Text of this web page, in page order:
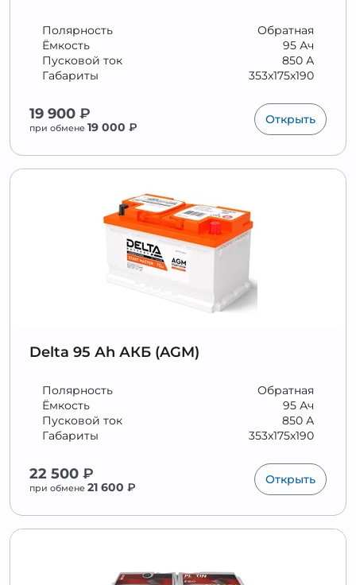
Обратная
Полярность
95 Ач
Ёмкость
850 А
Пусковой ток
353x175x190
Габариты
19 900 ₽
при обмене 19 000 ₽
Открыть
Delta 95 Аh АКБ (AGM)
Обратная
Полярность
95 Ач
Ёмкость
850 А
Пусковой ток
353x175x190
Габариты
22 500 ₽
при обмене 21 600 ₽
Открыть